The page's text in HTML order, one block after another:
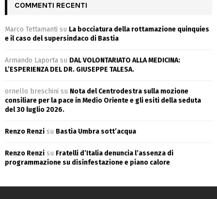
COMMENTI RECENTI
Marco Tettamanti su La bocciatura della rottamazione quinquies
e il caso del supersindaco di Bastia
Armando Laporta su DAL VOLONTARIATO ALLA MEDICINA:
L’ESPERIENZA DEL DR. GIUSEPPE TALESA.
ornello breschini su Nota del Centrodestra sulla mozione
consiliare per la pace in Medio Oriente e gli esiti della seduta
del 30 luglio 2026.
Renzo Renzi su Bastia Umbra sott’acqua
Renzo Renzi su Fratelli d’Italia denuncia l’assenza di
programmazione su disinfestazione e piano calore